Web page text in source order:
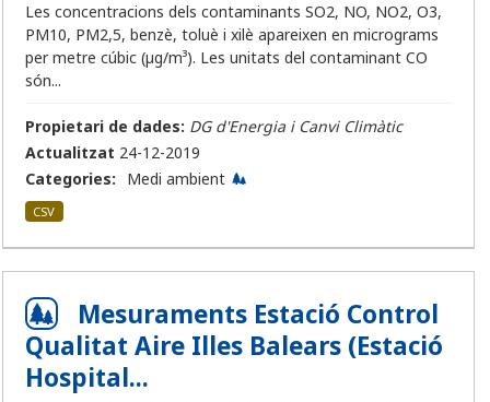
Les concentracions dels contaminants SO2, NO, NO2, O3,
PM10, PM2,5, benzè, toluè i xilè apareixen en micrograms
per metre cúbic (µg/m³). Les unitats del contaminant CO
són...
Propietari de dades: DG d'Energia i Canvi Climàtic
Actualitzat 24-12-2019
Categories:
Medi ambient
CSV
Mesuraments Estació Control
Qualitat Aire Illes Balears (Estació
Hospital...